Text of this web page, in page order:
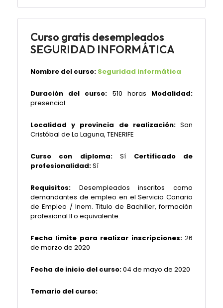
Curso gratis desempleados
SEGURIDAD INFORMÁTICA
Nombre del curso: Seguridad informática
Duración del curso: 510 horas Modalidad:
presencial
Localidad y provincia de realización:San
Cristóbal de La Laguna, TENERIFE
Curso con diploma:Sí Certificado de
profesionalidad:Sí
Requisitos: Desempleados inscritos como
demandantes de empleo en el Servicio Canario
de Empleo / Inem. Titulo de Bachiller, formación
profesional II o equivalente.
Fecha límite para realizar inscripciones:26
de marzo de 2020
Fecha de inicio del curso:04 de mayo de 2020
Temario del curso: